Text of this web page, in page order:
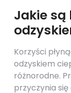
Jakie są
Korzyści
odzyskiem
różnorodne.
przyczynia